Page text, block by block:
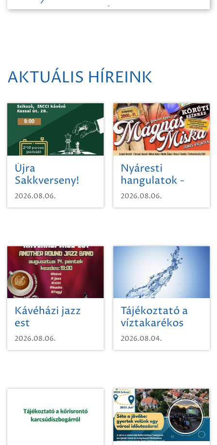
AKTUÁLIS HÍREINK
Újra
Sakkverseny!
2026.08.06.
Nyáresti
hangulatok -
Mágnás Miska
2026.08.06.
Kávéházi jazz
est
2026.08.06.
Tájékoztató a
víztakarékos
vízhasználatról
2026.08.04.